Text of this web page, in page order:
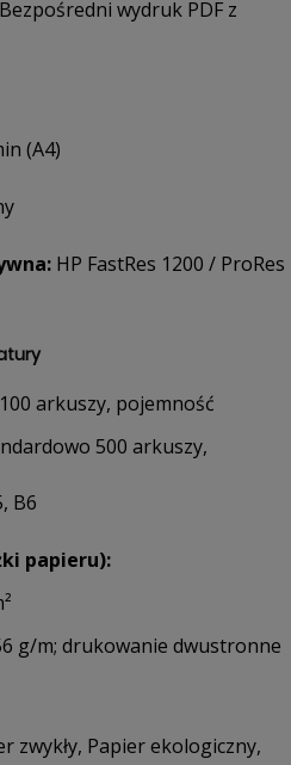
wydruk PDF z
(A4)
HP FastRes 1200 / ProRes
arkuszy, pojemność
500 arkuszy,
B6
papieru):
g/m; drukowanie dwustronne
zwykły, Papier ekologiczny,